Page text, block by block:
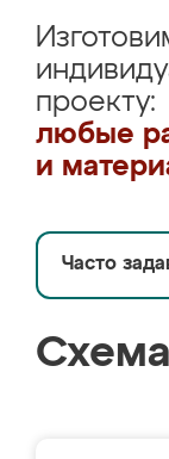
проекту:
любые
и
Часто